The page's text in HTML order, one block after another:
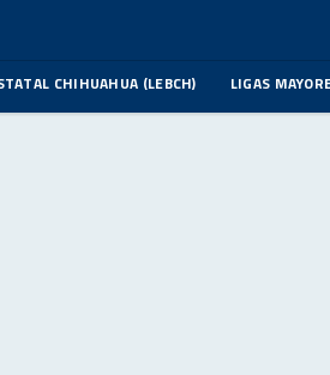
CHIHUAHUA (LEBCH) LIGAS